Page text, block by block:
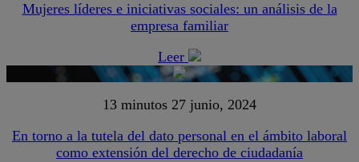
Mujeres líderes e iniciativas sociales: un análisis de la
empresa familiar
Leer
13 minutos 27 junio, 2024
En torno a la tutela del dato personal en el ámbito laboral
como extensión del derecho de ciudadanía